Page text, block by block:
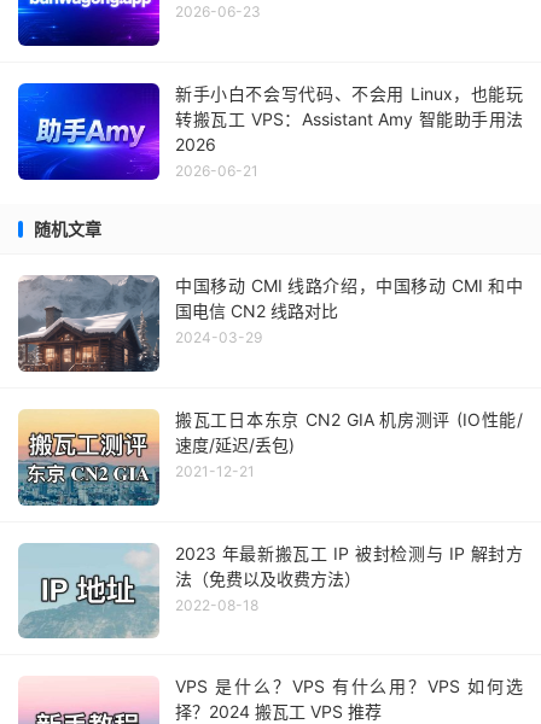
2026-06-23
新手小白不会写代码、不会用 Linux，也能玩
转搬瓦工 VPS：Assistant Amy 智能助手用法
2026
2026-06-21
随机文章
中国移动 CMI 线路介绍，中国移动 CMI 和中
国电信 CN2 线路对比
2024-03-29
搬瓦工日本东京 CN2 GIA 机房测评 (IO性能/
速度/延迟/丢包)
2021-12-21
2023 年最新搬瓦工 IP 被封检测与 IP 解封方
法（免费以及收费方法）
2022-08-18
VPS 是什么？VPS 有什么用？VPS 如何选
择？2024 搬瓦工 VPS 推荐